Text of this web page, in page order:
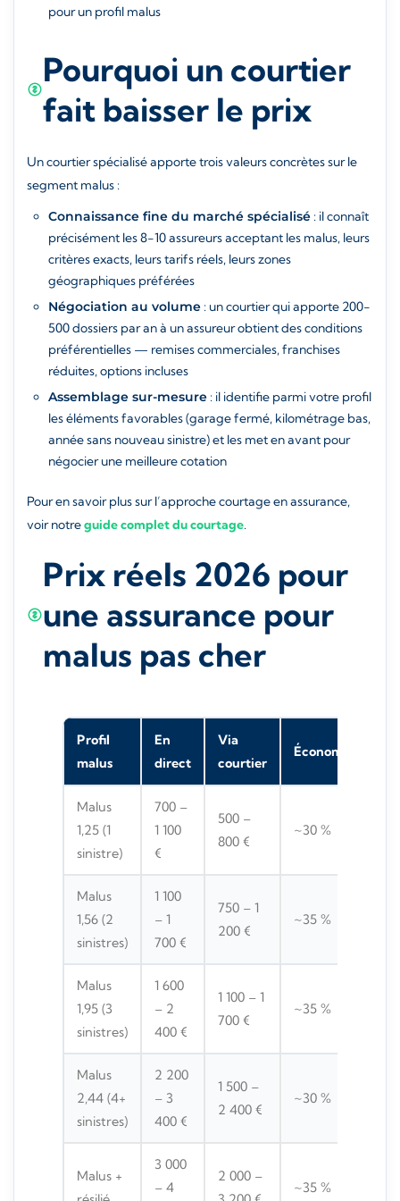
pour un profil malus
Pourquoi un courtier
fait baisser le prix
Un courtier spécialisé apporte trois valeurs concrètes sur le
segment malus :
Connaissance fine du marché spécialisé : il connaît
précisément les 8-10 assureurs acceptant les malus, leurs
critères exacts, leurs tarifs réels, leurs zones
géographiques préférées
Négociation au volume : un courtier qui apporte 200-
500 dossiers par an à un assureur obtient des conditions
préférentielles — remises commerciales, franchises
réduites, options incluses
Assemblage sur-mesure : il identifie parmi votre profil
les éléments favorables (garage fermé, kilométrage bas,
année sans nouveau sinistre) et les met en avant pour
négocier une meilleure cotation
Pour en savoir plus sur l’approche courtage en assurance,
voir notreguide complet du courtage.
Prix réels 2026 pour
une assurance pour
malus pas cher
Profil
malus
En
direct
Via
courtier
Économie
Malus
1,25 (1
sinistre)
700 –
1 100
€
500 –
800 €
~30 %
Malus
1,56 (2
sinistres)
1 100
– 1
700 €
750 – 1
200 €
~35 %
Malus
1,95 (3
sinistres)
1 600
– 2
400 €
1 100 – 1
700 €
~35 %
Malus
2,44 (4+
sinistres)
2 200
– 3
400 €
1 500 –
2 400 €
~30 %
Malus +
3 000
– 4
2 000 –
~35 %